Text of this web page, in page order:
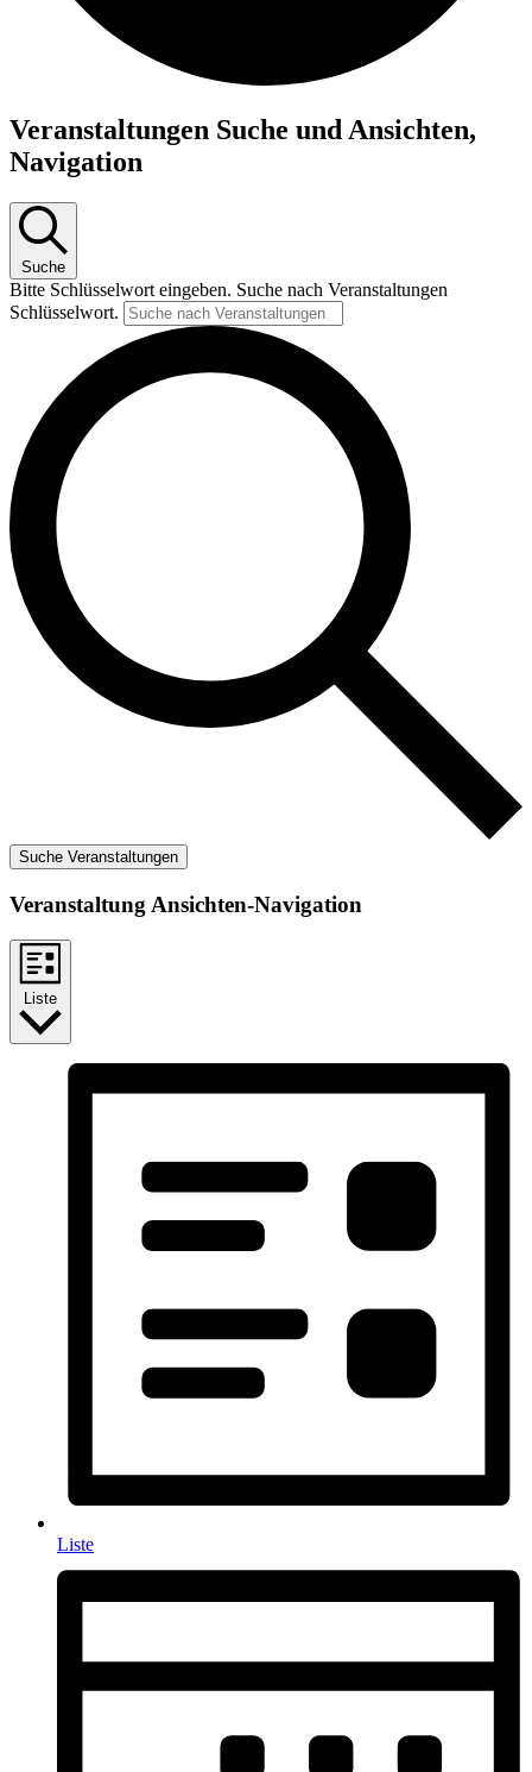
Veranstaltungen Suche und Ansichten,
Navigation
Suche
Bitte Schlüsselwort eingeben. Suche nach Veranstaltungen
Schlüsselwort.
Suche Veranstaltungen
Veranstaltung Ansichten-Navigation
Liste
Liste